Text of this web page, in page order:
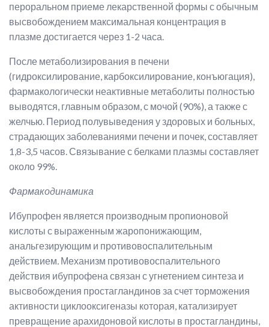
пероральном приеме лекарственной формы с обычным
высвобождением максимальная концентрация в
плазме достигается через 1-2 часа.
После метаболизирования в печени
(гидроксилирование, карбоксилирование, конъюгация),
фармакологически неактивные метаболиты полностью
выводятся, главным образом, с мочой (90%), а также с
желчью. Период полувыведения у здоровых и больных,
страдающих заболеваниями печени и почек, составляет
1,8-3,5 часов. Связывание с белками плазмы составляет
около 99%.
Фармакодинамика
Ибупрофен является производным пропионовой
кислоты с выраженным жаропонижающим,
анальгезирующим и противовоспалительным
действием. Механизм противовоспалительного
действия ибупрофена связан с угнетением синтеза и
высвобождения простагландинов за счет торможения
активности циклооксигеназы которая, катализирует
превращение арахидоновой кислоты в простагландины,